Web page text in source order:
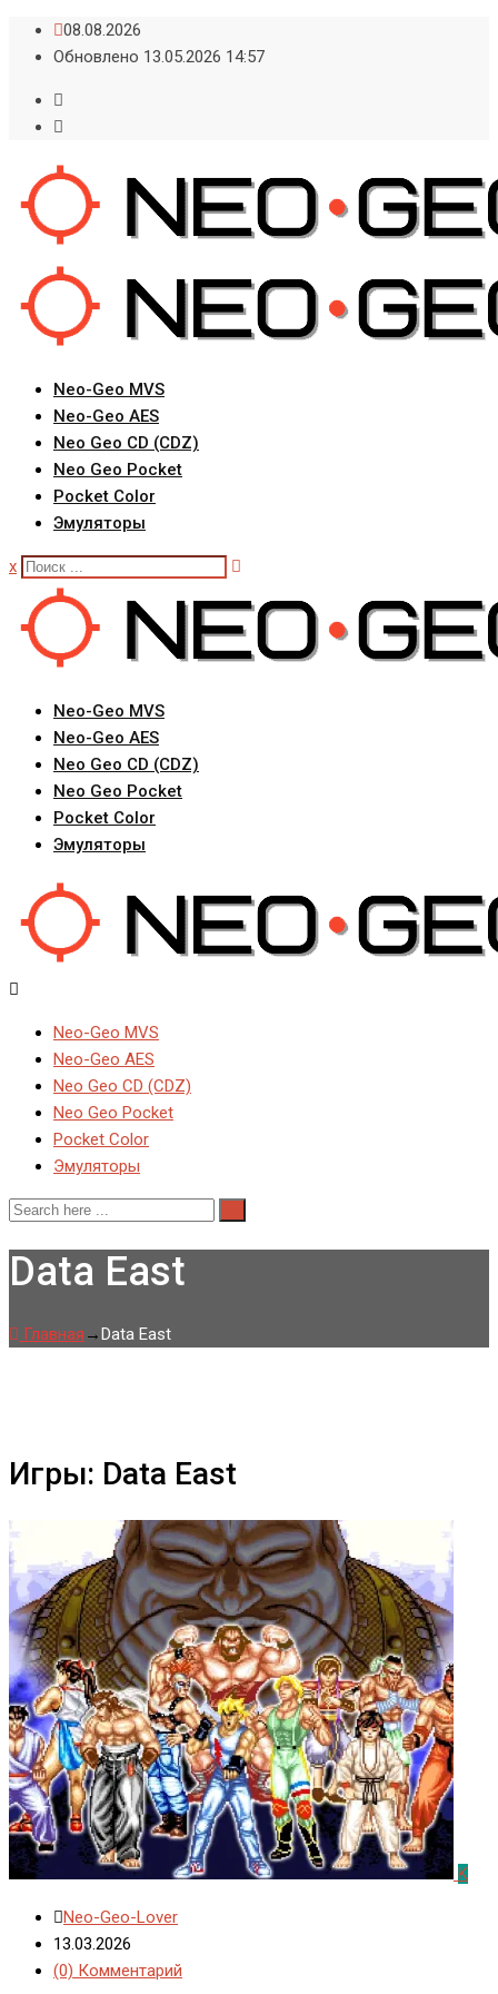
Skip
08.08.2026
Обновлено 13.05.2026 14:57
Neo-Geo MVS
Neo-Geo AES
Neo Geo CD (CDZ)
Neo Geo Pocket
Pocket Color
Эмуляторы
x
Neo-Geo MVS
Neo-Geo AES
Neo Geo CD (CDZ)
Neo Geo Pocket
Pocket Color
Эмуляторы
Neo-Geo MVS
Neo-Geo AES
Neo Geo CD (CDZ)
Neo Geo Pocket
Pocket Color
Эмуляторы
Data East
Главная →Data East
Игры: Data East
K
Neo-Geo-Lover
13.03.2026
(0) Комментарий